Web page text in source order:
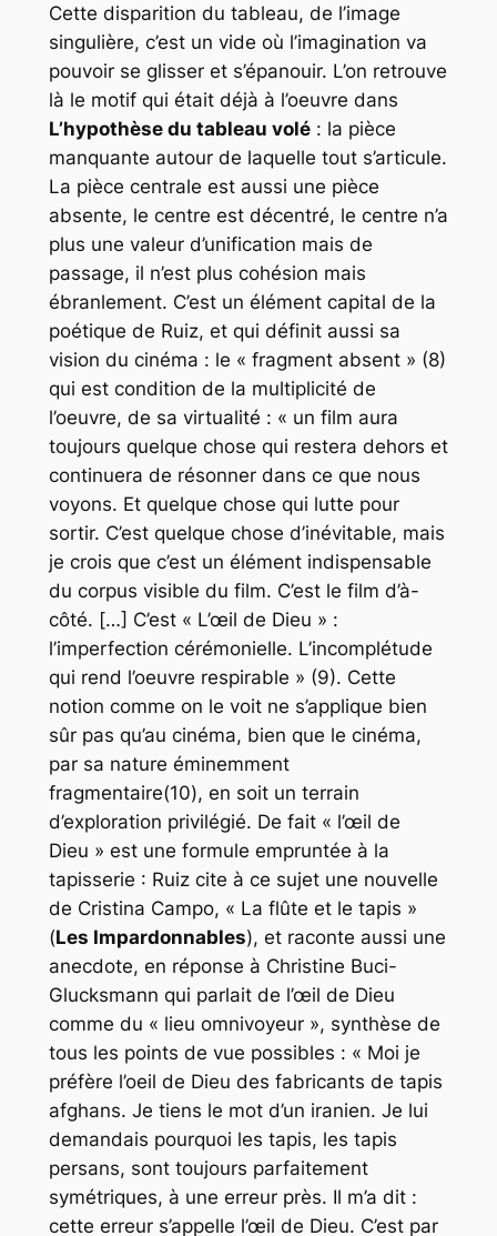
Cette disparition du tableau, de l’image
singulière, c’est un vide où l’imagination va
pouvoir se glisser et s’épanouir. L’on retrouve
là le motif qui était déjà à l’oeuvre dans
L’hypothèse du tableau volé: la pièce
manquante autour de laquelle tout s’articule.
La pièce centrale est aussi une pièce
absente, le centre est décentré, le centre n’a
plus une valeur d’unification mais de
passage, il n’est plus cohésion mais
ébranlement. C’est un élément capital de la
poétique de Ruiz, et qui définit aussi sa
vision du cinéma : le « fragment absent » (8)
qui est condition de la multiplicité de
l’oeuvre, de sa virtualité : « un film aura
toujours quelque chose qui restera dehors et
continuera de résonner dans ce que nous
voyons. Et quelque chose qui lutte pour
sortir. C’est quelque chose d’inévitable, mais
je crois que c’est un élément indispensable
du corpus visible du film. C’est le film d’à-
côté. […] C’est « L’œil de Dieu » :
l’imperfection cérémonielle. L’incomplétude
qui rend l’oeuvre respirable » (9). Cette
notion comme on le voit ne s’applique bien
sûr pas qu’au cinéma, bien que le cinéma,
par sa nature éminemment
fragmentaire(10), en soit un terrain
d’exploration privilégié. De fait « l’œil de
Dieu » est une formule empruntée à la
tapisserie : Ruiz cite à ce sujet une nouvelle
de Cristina Campo, « La flûte et le tapis »
(Les Impardonnables), et raconte aussi une
anecdote, en réponse à Christine Buci-
Glucksmann qui parlait de l’œil de Dieu
comme du « lieu omnivoyeur », synthèse de
tous les points de vue possibles : « Moi je
préfère l’oeil de Dieu des fabricants de tapis
afghans. Je tiens le mot d’un iranien. Je lui
demandais pourquoi les tapis, les tapis
persans, sont toujours parfaitement
symétriques, à une erreur près. Il m’a dit :
cette erreur s’appelle l’œil de Dieu. C’est par